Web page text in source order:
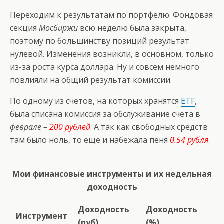
Переходим к результатам по портфелю. Фондовая
секция Мосбиржи всю неделю была закрыта,
поэтому по большинству позиций результат
нулевой. Изменения возникли, в основном, только
из-за роста курса доллара. Ну и совсем немного
повлияли на общий результат комиссии.
По одному из счетов, на которых хранятся ETF,
была списана комиссия за обслуживание счёта в
феврале – 200 рублей. А так как свободных средств
там было ноль, то ещё и набежала пеня 0.54 рубля.
Мои финансовые инструменты и их недельная
доходность
Инструмент
Доходность
Доходность